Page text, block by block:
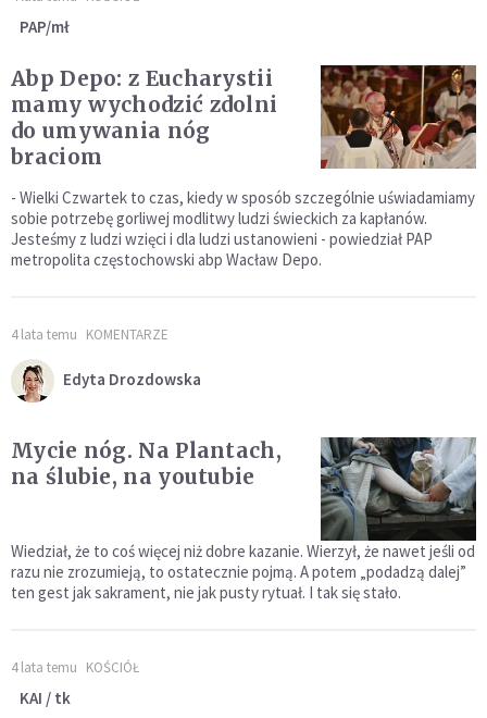
PAP/mł
Abp Depo: z Eucharystii
mamy wychodzić zdolni
do umywania nóg
braciom
- Wielki Czwartek to czas, kiedy w sposób szczególnie uświadamiamy
sobie potrzebę gorliwej modlitwy ludzi świeckich za kapłanów.
Jesteśmy z ludzi wzięci i dla ludzi ustanowieni - powiedział PAP
metropolita częstochowski abp Wacław Depo.
4 lata temu KOMENTARZE
Edyta Drozdowska
Mycie nóg. Na Plantach,
na ślubie, na youtubie
Wiedział, że to coś więcej niż dobre kazanie. Wierzył, że nawet jeśli od
razu nie zrozumieją, to ostatecznie pojmą. A potem „podadzą dalej”
ten gest jak sakrament, nie jak pusty rytuał. I tak się stało.
4 lata temu KOŚCIÓŁ
KAI / tk